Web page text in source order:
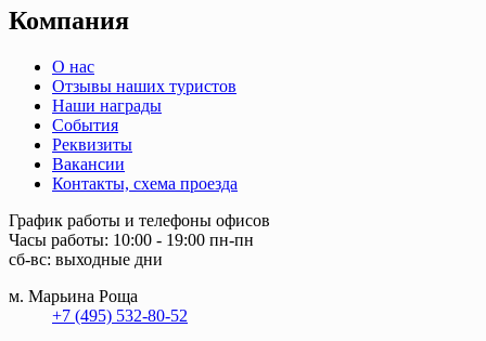
Компания
О нас
Отзывы наших туристов
Наши награды
События
Реквизиты
Вакансии
Контакты, схема проезда
График работы и телефоны офисов
Часы работы: 10:00 - 19:00 пн-пн
сб-вс: выходные дни
м. Марьина Роща
+7 (495) 532-80-52